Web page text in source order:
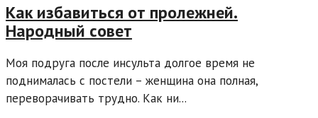
Как избавиться от пролежней.
Народный совет
Моя подруга после инсульта долгое время не
поднималась с постели – женщина она полная,
переворачивать трудно. Как ни...